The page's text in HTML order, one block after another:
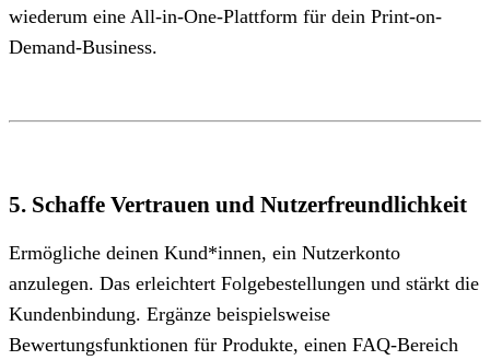
wiederum eine All-in-One-Plattform für dein Print-on-
Demand-Business.
5. Schaffe Vertrauen und Nutzerfreundlichkeit
Ermögliche deinen Kund*innen, ein Nutzerkonto
anzulegen. Das erleichtert Folgebestellungen und stärkt die
Kundenbindung. Ergänze beispielsweise
Bewertungsfunktionen für Produkte, einen FAQ-Bereich